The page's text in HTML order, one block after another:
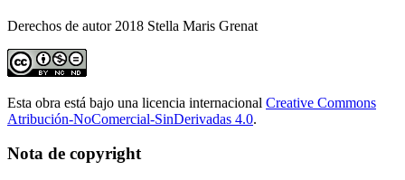
Derechos de autor 2018 Stella Maris Grenat
Esta obra está bajo una licencia internacional Creative Commons
Atribución-NoComercial-SinDerivadas 4.0.
Nota de copyright